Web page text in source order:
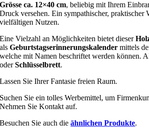
Grösse ca. 12×40 cm, beliebig mit Ihrem
Druck versehen. Ein sympathischer, praktischer
vielfältigen Nutzen.
Eine Vielzahl an Möglichkeiten bietet dieser
alsGeburtstagserinnerungskalender mittels
welche mit Namen beschriftet werden können.
oderSchlüsselbrett.
Lassen Sie Ihrer Fantasie freien Raum.
Suchen Sie ein tolles Werbemittel, um
Nehmen Sie Kontakt auf.
Besuchen Sie auch dieähnlichen Produkte.